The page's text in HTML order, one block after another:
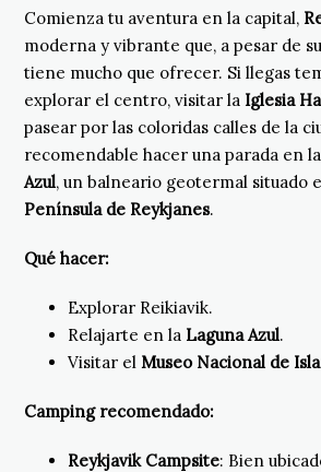
Comienza tu aventura en la capital,
moderna y vibrante que, a pesar de
tiene mucho que ofrecer. Si llegas
explorar el centro, visitar la Iglesia
pasear por las coloridas calles de la
recomendable hacer una parada en
Azul, un balneario geotermal situado
Península de Reykjanes.
Qué hacer:
Explorar Reikiavik.
Relajarte en la Laguna Azul.
Visitar el Museo Nacional de
Camping recomendado:
Reykjavik Campsite: Bien